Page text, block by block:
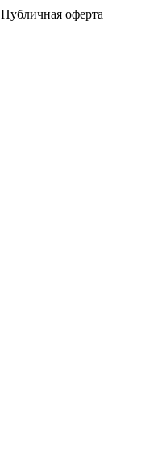
Публичная оферта